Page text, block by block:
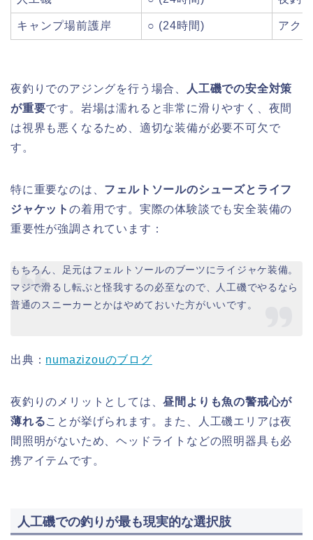
キャンプ場前護岸 ○ (24時間) アク
夜釣りでのアジングを行う場合、
人工磯での安全対策
が重要です。岩場は濡れると非常に滑りやすく、夜間
は視界も悪くなるため、適切な装備が必要不可欠で
す。
特に重要なのは、 フェルトソールのシューズとライフ
ジャケット の着用です。実際の体験談でも安全装備の
重要性が強調されています：
もちろん、足元はフェルトソールのブーツにライジャケ装備。
マジで滑るし転ぶと怪我するの必至なので、人工磯でやるなら
普通のスニーカーとかはやめておいた方がいいです。
出典： numazizouのブログ
夜釣りのメリットとしては、昼間よりも魚の警戒心が
薄れることが挙げられます。また、人工磯エリアは夜
間照明がないため、ヘッドライトなどの照明器具も必
携アイテムです。
人工磯での釣りが最も現実的な選択肢